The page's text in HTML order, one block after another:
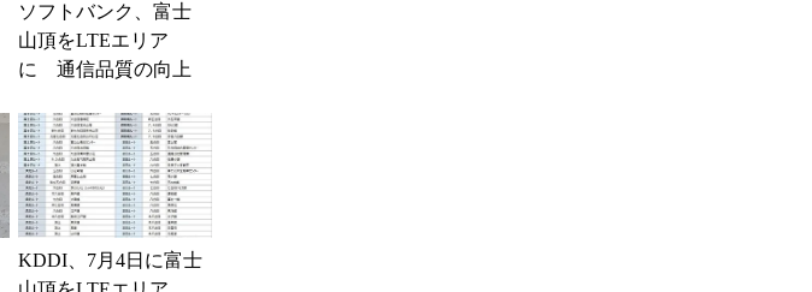
ソフトバンク、富士
山頂をLTEエリア
に 通信品質の向上
KDDI、7月4日に富士